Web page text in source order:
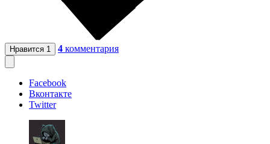
Нравится 1 4 комментария
Facebook
Вконтакте
Twitter